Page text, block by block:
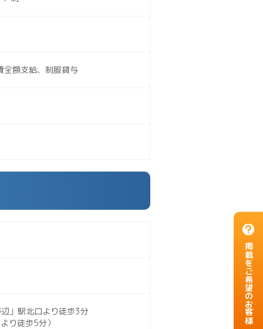
掲載をご希望のお客様
全額支給、制服貸与
」駅北口より徒歩3分
り徒歩5分）